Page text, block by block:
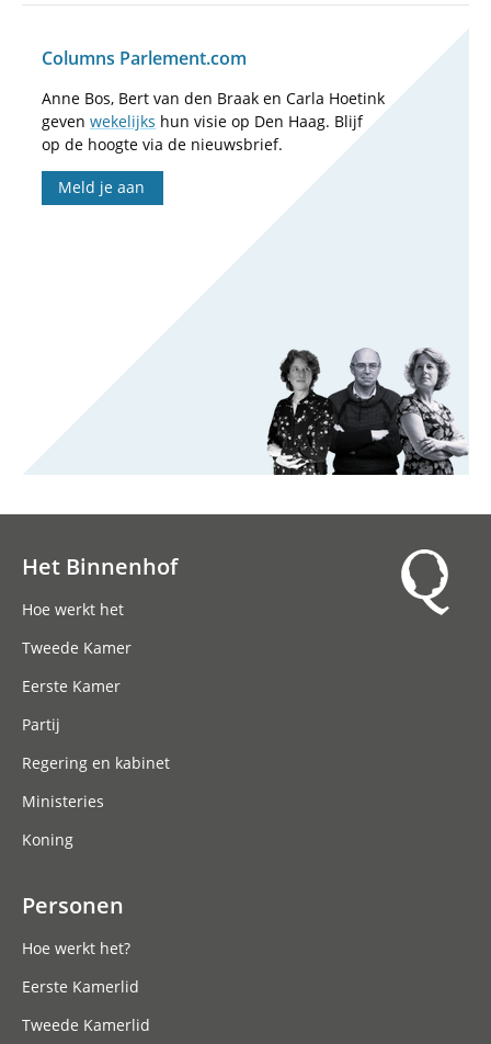
Columns Parlement.com
Anne Bos, Bert van den Braak en Carla Hoetink
geven wekelijks hun visie op Den Haag. Blijf
op de hoogte via de nieuwsbrief.
Meld je aan
Het Binnenhof
Hoe werkt het
Tweede Kamer
Eerste Kamer
Partij
Regering en kabinet
Ministeries
Koning
Personen
Hoe werkt het?
Eerste Kamerlid
Tweede Kamerlid